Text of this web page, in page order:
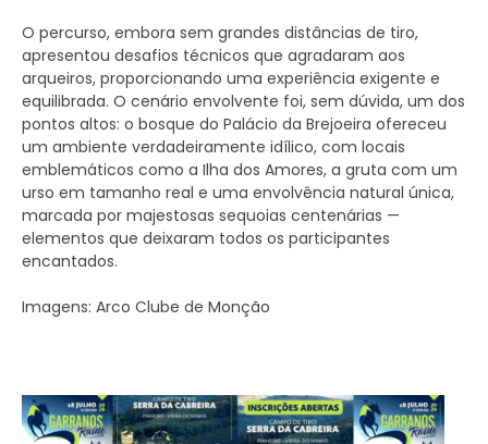
O percurso, embora sem grandes distâncias de tiro,
apresentou desafios técnicos que agradaram aos
arqueiros, proporcionando uma experiência exigente e
equilibrada. O cenário envolvente foi, sem dúvida, um dos
pontos altos: o bosque do Palácio da Brejoeira ofereceu
um ambiente verdadeiramente idílico, com locais
emblemáticos como a Ilha dos Amores, a gruta com um
urso em tamanho real e uma envolvência natural única,
marcada por majestosas sequoias centenárias —
elementos que deixaram todos os participantes
encantados.
Imagens: Arco Clube de Monção